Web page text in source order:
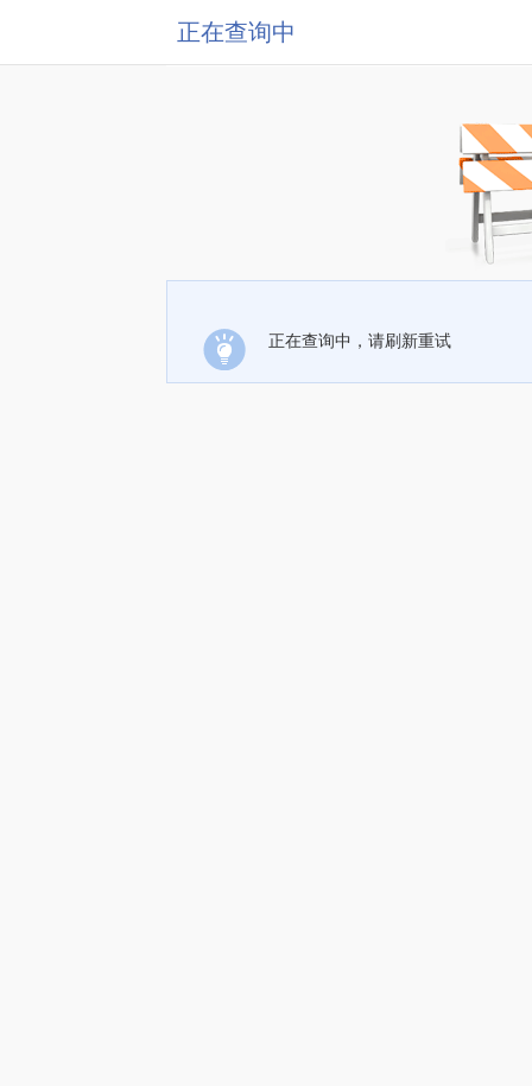
正在查询中
正在查询中，请刷新重试